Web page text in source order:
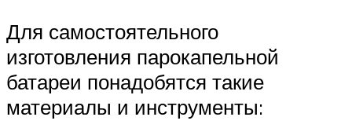
Для самостоятельного
изготовления парокапельной
батареи понадобятся такие
материалы и инструменты: